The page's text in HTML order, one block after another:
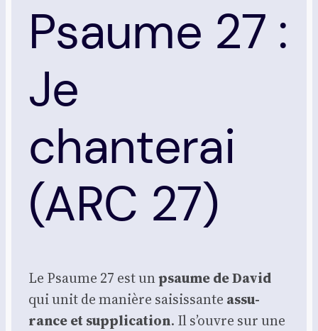
Psaume 27 :
Je
chanterai
(ARC 27)
Le Psaume 27 est unpsaume de David
qui unit de manière sai­sis­sante assu­
rance et sup­pli­ca­tion. Il s’ouvre sur une